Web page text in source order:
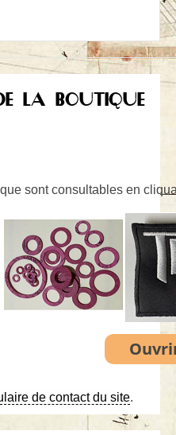
LA BOUTIQUE
sont consultables en
de contact du site.